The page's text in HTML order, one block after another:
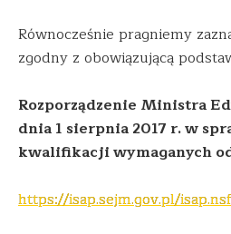
Równocześnie pragniemy
zgodny z obowiązującą
Rozporządzenie Ministra
dnia 1 sierpnia 2017 r. w
kwalifikacji wymaganych
https://isap.sejm.gov.pl/